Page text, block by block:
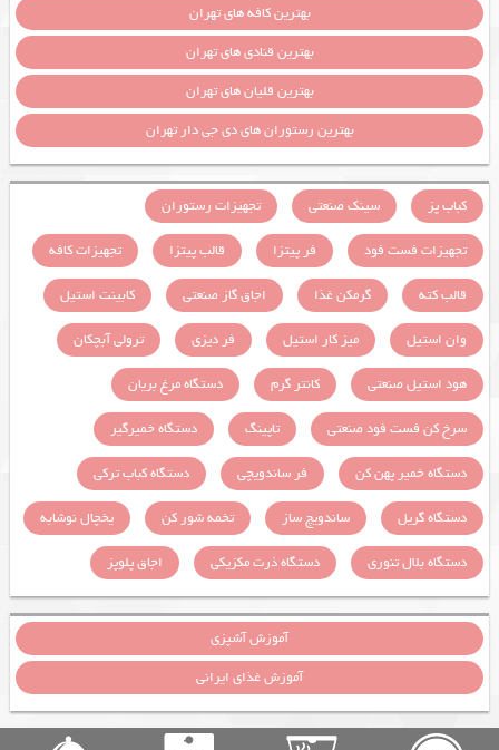
بهترین کافه های تهران
بهترین قنادی های تهران
بهترین قلیان های تهران
بهترین رستوران های دی جی دار تهران
کباب پز سینک صنعتی
تجهیزات رستوران
تجهیزات فست فود
فر پیتزا قالب پیتزا
تجهیزات کافه
قالب کته
گرمکن غذا اجاق گاز صنعتی
کابینت استیل
وان استیل
میز کار استیل فر دیزی
ترولی آبچکان
هود استیل صنعتی
کانتر گرم
دستگاه مرغ بریان
سرخ کن فست فود صنعتی
تاپینگ
دستگاه خمیرگیر
دستگاه خمیر پهن کن
فر ساندویچی
دستگاه کباب ترکی
دستگاه گریل
ساندویچ ساز تخمه شور کن
یخچال نوشابه
دستگاه بلال تنوری
دستگاه ذرت مکزیکی اجاق پلوپز
آموزش آشپزی
آموزش غذای ایرانی